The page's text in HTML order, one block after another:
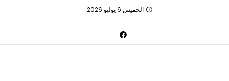
الخميس 6 يوليو 2026